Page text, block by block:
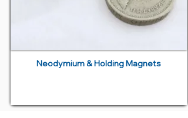
Neodymium & Holding Magnets